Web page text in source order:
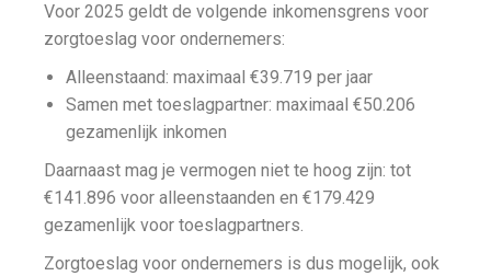
Voor 2025 geldt de volgende inkomensgrens voor
zorgtoeslag voor ondernemers:
Alleenstaand: maximaal €39.719 per jaar
Samen met toeslagpartner: maximaal €50.206
gezamenlijk inkomen
Daarnaast mag je vermogen niet te hoog zijn: tot
€141.896 voor alleenstaanden en €179.429
gezamenlijk voor toeslagpartners.
Zorgtoeslag voor ondernemers is dus mogelijk, ook